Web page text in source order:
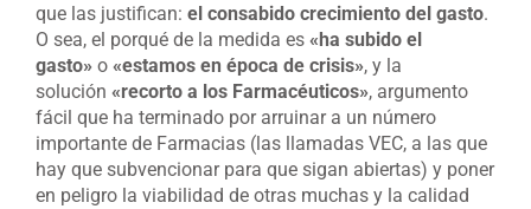
que las justifican: el consabido crecimiento del gasto.
O sea, el porqué de la medida es «ha subido el
gasto» o «estamos en época de crisis», y la
solución «recorto a los Farmacéuticos», argumento
fácil que ha terminado por arruinar a un número
importante de Farmacias (las llamadas VEC, a las que
hay que subvencionar para que sigan abiertas) y poner
en peligro la viabilidad de otras muchas y la calidad